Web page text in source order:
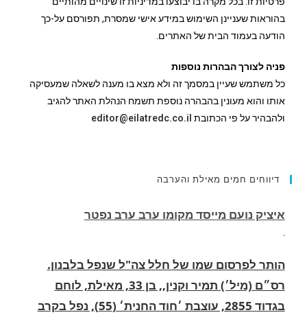
בהוראות שעניינן השימוש במידע אישי שמסרת, תפורסם על-כך
הודעה בעמוד הבית של האתרים.
פניה לצורך הבהרות נוספות
כל משתמש שעיין במסמך זה ולא מצא בו מענה לשאלה שמעסיקה
אותו והוא מעונין בהבהרה נוספת תשמח הנהלת האתר להגיב
ולהבהיר על פי הכתובת editor@eilatredc.co.il
דיווחים חמים מאילת והערבה
הותר לפרסום שמו של חלל צה"ל שנפל בלבנון.
בדרום לבנון.
.